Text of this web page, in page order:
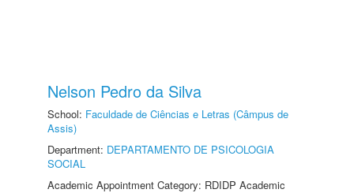
Nelson Pedro da Silva
School: Faculdade de Ciências e Letras (Câmpus de
Assis)
Department: DEPARTAMENTO DE PSICOLOGIA
SOCIAL
Academic Appointment Category: RDIDP Academic